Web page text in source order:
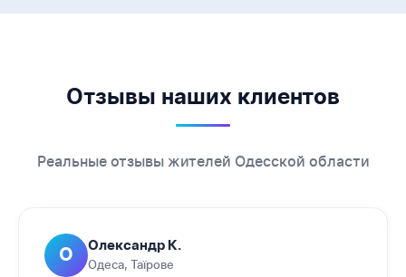
Отзывы наших клиентов
Реальные отзывы жителей Одесской области
О Олександр К.
Одеса, Таїрове